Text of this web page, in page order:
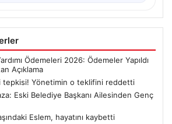
Ödemeleri 2026: Ödemeler Yapıldı
Açıklama
tepkisi! Yönetimin o teklifini reddetti
Eski Belediye Başkanı Ailesinden Genç
Eslem, hayatını kaybetti